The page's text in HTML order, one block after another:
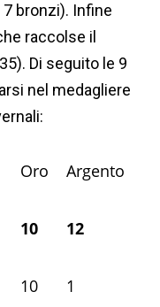
bronzi). Infine
raccolse il
Di seguito le 9
nel medagliere
Oro Argento
10 12
10 1